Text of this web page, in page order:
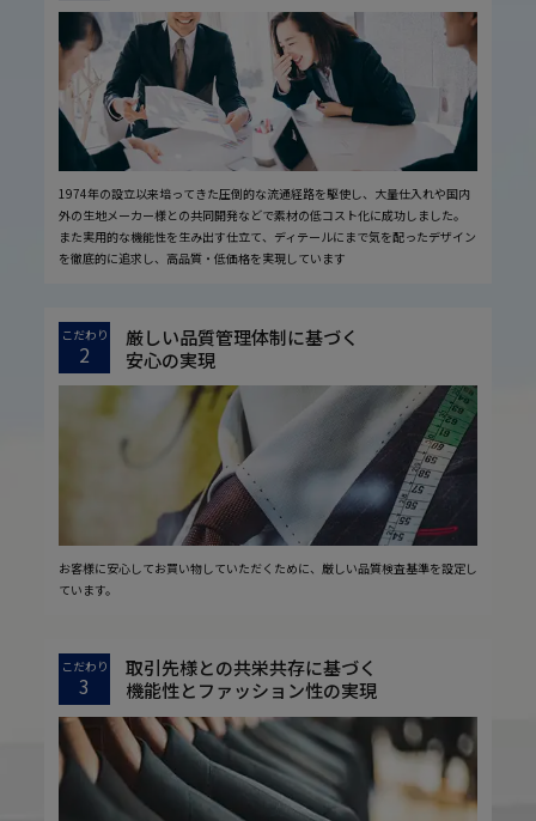
1974年の設立以来培ってきた圧倒的な流通経路を駆使し、大量仕入れや国内
外の生地メーカー様との共同開発などで素材の低コスト化に成功しました。
また実用的な機能性を生み出す仕立て、ディテールにまで気を配ったデザイン
を徹底的に追求し、高品質・低価格を実現しています
こだわり
2
厳しい品質管理体制に基づく
安心の実現
お客様に安心してお買い物していただくために、厳しい品質検査基準を設定し
ています。
こだわり
3
取引先様との共栄共存に基づく
機能性とファッション性の実現